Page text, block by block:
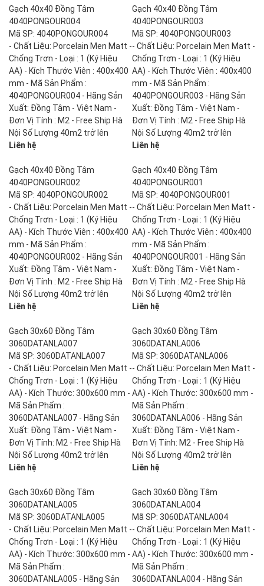
Gạch 40x40 Đồng Tâm
4040PONGOUR004
Mã SP: 4040PONGOUR004
- Chất Liệu: Porcelain Men Matt -
Chống Trơn - Loại : 1 (Ký Hiệu
AA) - Kích Thước Viên : 400x400
mm - Mã Sản Phẩm :
4040PONGOUR004 - Hãng Sản
Xuất: Đồng Tâm - Việt Nam -
Đơn Vị Tính : M2 - Free Ship Hà
Nội Số Lượng 40m2 trở lên
Liên hệ
Gạch 40x40 Đồng Tâm
4040PONGOUR003
Mã SP: 4040PONGOUR003
- Chất Liệu: Porcelain Men Matt -
Chống Trơn - Loại : 1 (Ký Hiệu
AA) - Kích Thước Viên : 400x400
mm - Mã Sản Phẩm :
4040PONGOUR003 - Hãng Sản
Xuất: Đồng Tâm - Việt Nam -
Đơn Vị Tính : M2 - Free Ship Hà
Nội Số Lượng 40m2 trở lên
Liên hệ
Gạch 40x40 Đồng Tâm
4040PONGOUR002
Mã SP: 4040PONGOUR002
- Chất Liệu: Porcelain Men Matt -
Chống Trơn - Loại : 1 (Ký Hiệu
AA) - Kích Thước Viên : 400x400
mm - Mã Sản Phẩm :
4040PONGOUR002 - Hãng Sản
Xuất: Đồng Tâm - Việt Nam -
Đơn Vị Tính : M2 - Free Ship Hà
Nội Số Lượng 40m2 trở lên
Liên hệ
Gạch 40x40 Đồng Tâm
4040PONGOUR001
Mã SP: 4040PONGOUR001
- Chất Liệu: Porcelain Men Matt -
Chống Trơn - Loại : 1 (Ký Hiệu
AA) - Kích Thước Viên : 400x400
mm - Mã Sản Phẩm :
4040PONGOUR001 - Hãng Sản
Xuất: Đồng Tâm - Việt Nam -
Đơn Vị Tính : M2 - Free Ship Hà
Nội Số Lượng 40m2 trở lên
Liên hệ
Gạch 30x60 Đồng Tâm
3060DATANLA007
Mã SP: 3060DATANLA007
- Chất Liệu: Porcelain Men Matt -
Chống Trơn - Loại : 1 (Ký Hiệu
AA) - Kích Thước: 300x600 mm -
Mã Sản Phẩm :
3060DATANLA007 - Hãng Sản
Xuất: Đồng Tâm - Việt Nam -
Đơn Vị Tính: M2 - Free Ship Hà
Nội Số Lượng 40m2 trở lên
Liên hệ
Gạch 30x60 Đồng Tâm
3060DATANLA006
Mã SP: 3060DATANLA006
- Chất Liệu: Porcelain Men Matt -
Chống Trơn - Loại : 1 (Ký Hiệu
AA) - Kích Thước: 300x600 mm -
Mã Sản Phẩm :
3060DATANLA006 - Hãng Sản
Xuất: Đồng Tâm - Việt Nam -
Đơn Vị Tính: M2 - Free Ship Hà
Nội Số Lượng 40m2 trở lên
Liên hệ
Gạch 30x60 Đồng Tâm
3060DATANLA005
Mã SP: 3060DATANLA005
- Chất Liệu: Porcelain Men Matt -
Chống Trơn - Loại : 1 (Ký Hiệu
AA) - Kích Thước: 300x600 mm -
Mã Sản Phẩm :
3060DATANLA005 - Hãng Sản
Gạch 30x60 Đồng Tâm
3060DATANLA004
Mã SP: 3060DATANLA004
- Chất Liệu: Porcelain Men Matt -
Chống Trơn - Loại : 1 (Ký Hiệu
AA) - Kích Thước: 300x600 mm -
Mã Sản Phẩm :
3060DATANLA004 - Hãng Sản